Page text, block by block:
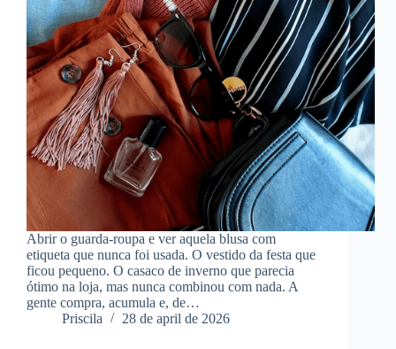
Abrir o guarda-roupa e ver aquela blusa com
etiqueta que nunca foi usada. O vestido da festa que
ficou pequeno. O casaco de inverno que parecia
ótimo na loja, mas nunca combinou com nada. A
gente compra, acumula e, de…
Priscila
28 de april de 2026